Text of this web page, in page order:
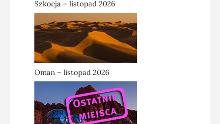
Szkocja – listopad 2026
Oman – listopad 2026